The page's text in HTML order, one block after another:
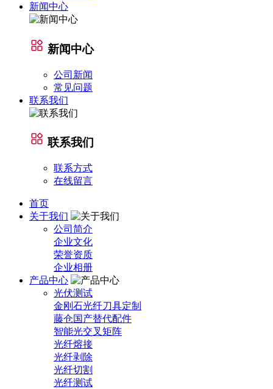
新闻中心
新闻中心
公司新闻
常见问题
联系我们
联系我们
联系方式
在线留言
首页
关于我们
公司简介
企业文化
荣誉资质
企业相册
产品中心
光伏测试
金刚石光纤刀具定制
藤仓国产替代配件
智能光交叉矩阵
光纤熔接
光纤剥除
光纤切割
光纤测试